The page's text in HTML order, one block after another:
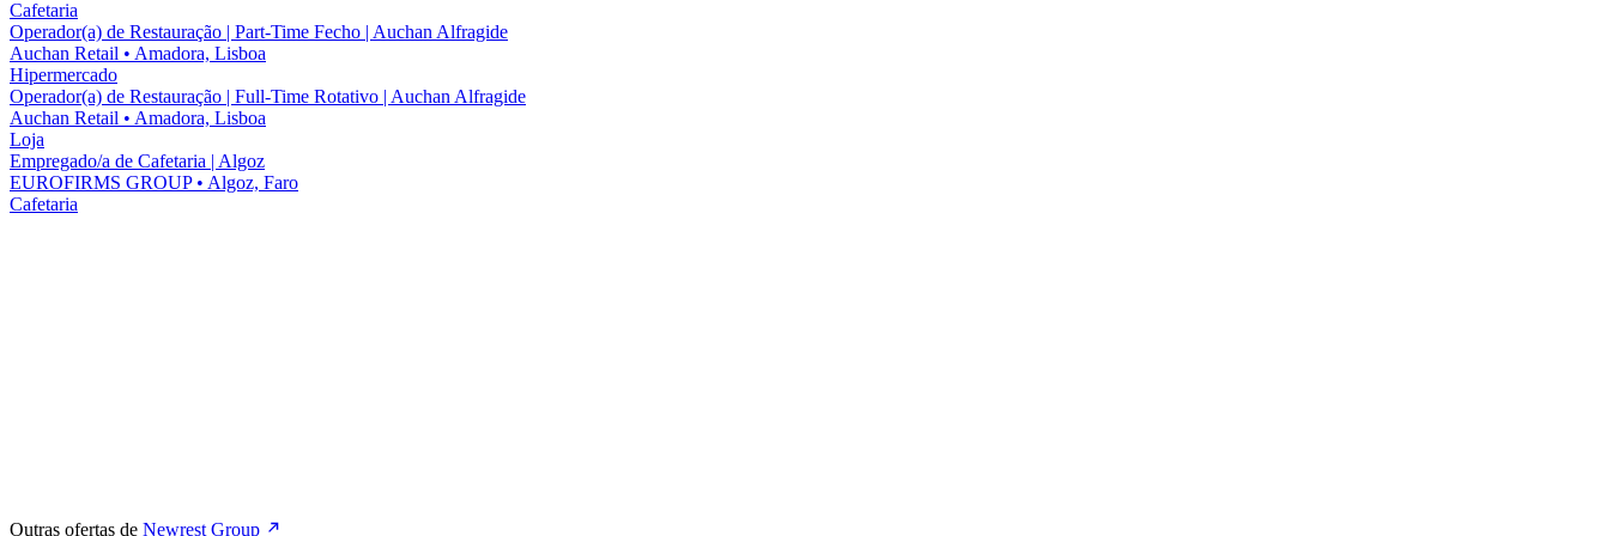
Cafetaria
Operador(a) de Restauração | Part-Time Fecho | Auchan Alfragide
Auchan Retail • Amadora, Lisboa
Hipermercado
Operador(a) de Restauração | Full-Time Rotativo | Auchan Alfragide
Auchan Retail • Amadora, Lisboa
Loja
Empregado/a de Cafetaria | Algoz
EUROFIRMS GROUP • Algoz, Faro
Cafetaria
Outras ofertas de Newrest Group